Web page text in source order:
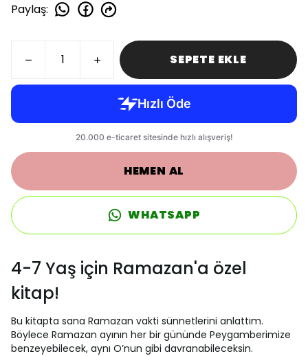
Paylaş:
SEPETE EKLE
HEMEN AL
WHATSAPP
4-7 Yaş için Ramazan'a özel
kitap!
Bu kitapta sana Ramazan vakti sünnetlerini anlattım.
Böylece Ramazan ayının her bir gününde Peygamberimize
benzeyebilecek, aynı O’nun gibi davranabileceksin.